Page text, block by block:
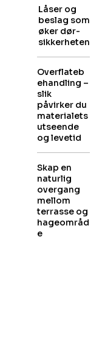
Låser og
beslag som
øker dør­
sikkerheten
Overflateb
ehandling –
slik
påvirker du
materialets
utseende
og levetid
Skap en
naturlig
overgang
mellom
terrasse og
hageområd
e